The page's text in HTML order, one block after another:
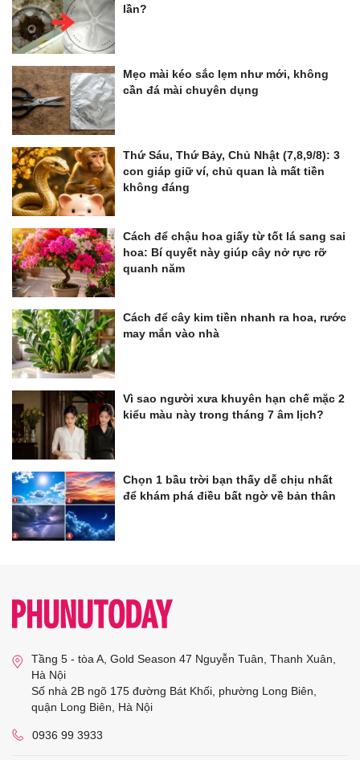
lần?
Mẹo mài kéo sắc lẹm như mới, không
cần đá mài chuyên dụng
Thứ Sáu, Thứ Bảy, Chủ Nhật (7,8,9/8): 3
con giáp giữ ví, chủ quan là mất tiền
không đáng
Cách để chậu hoa giấy từ tốt lá sang sai
hoa: Bí quyết này giúp cây nở rực rỡ
quanh năm
Cách để cây kim tiền nhanh ra hoa, rước
may mắn vào nhà
Vì sao người xưa khuyên hạn chế mặc 2
kiểu màu này trong tháng 7 âm lịch?
Chọn 1 bầu trời bạn thấy dễ chịu nhất
để khám phá điều bất ngờ về bản thân
Tầng 5 - tòa A, Gold Season 47 Nguyễn Tuân, Thanh Xuân,
Hà Nội
Số nhà 2B ngõ 175 đường Bát Khối, phường Long Biên,
quận Long Biên, Hà Nội
0936 99 3933